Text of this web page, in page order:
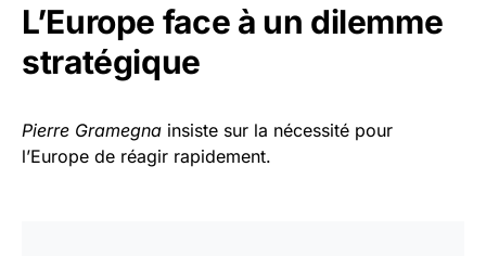
L’Europe face à un dilemme
stratégique
Pierre Gramegna insiste sur la nécessité pour
l’Europe de réagir rapidement.